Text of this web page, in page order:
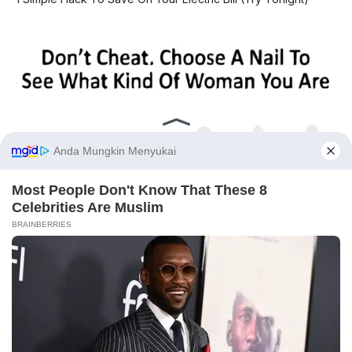
Comprehensive database for automotive engineering,
aerospace physics, and high-velocity performance logs.
✕
BUZZ DAY
Pick A Ring And Nail Shape To Reveal Your Darkest Secrets!
Before You Go